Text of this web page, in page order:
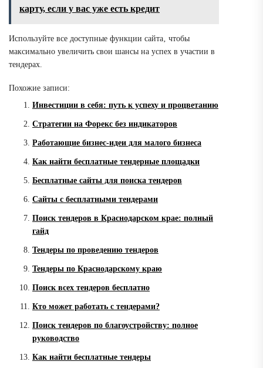
карту, если у вас уже есть кредит
Используйте все доступные функции сайта‚ чтобы
максимально увеличить свои шансы на успех в участии в
тендерах.
Похожие записи:
Инвестиции в себя: путь к успеху и процветанию
Стратегии на Форекс без индикаторов
Работающие бизнес-идеи для малого бизнеса
Как найти бесплатные тендерные площадки
Бесплатные сайты для поиска тендеров
Сайты с бесплатными тендерами
Поиск тендеров в Краснодарском крае: полный
гайд
Тендеры по проведению тендеров
Тендеры по Краснодарскому краю
Поиск всех тендеров бесплатно
Кто может работать с тендерами?
Поиск тендеров по благоустройству: полное
руководство
Как найти бесплатные тендеры